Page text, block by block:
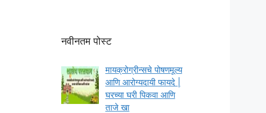
नवीनतम पोस्ट
मायक्रोग्रीन्सचे पोषणमूल्य
आणि आरोग्यदायी फायदे |
घरच्या घरी पिकवा आणि
ताजे खा